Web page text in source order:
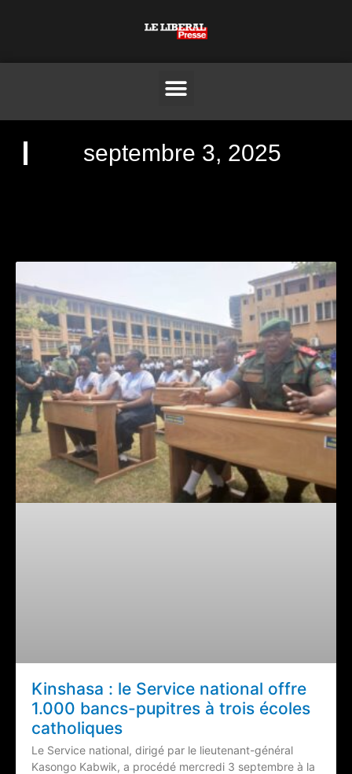
septembre 3, 2025
Kinshasa : le Service national offre
1.000 bancs-pupitres à trois écoles
catholiques
‎Le Service national, dirigé par le lieutenant-général
Kasongo Kabwik, a procédé mercredi 3 septembre à la